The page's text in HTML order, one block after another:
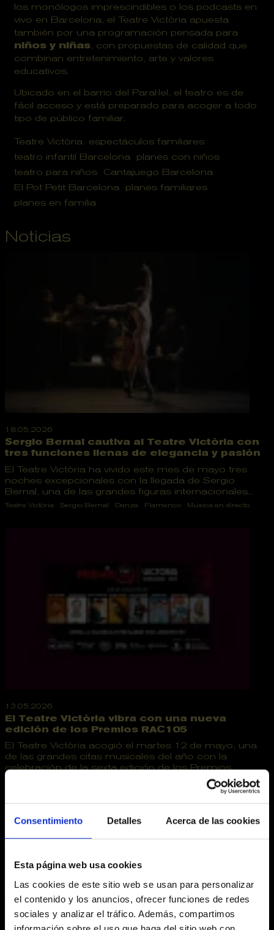
Consentimiento Detalles Acerca de las cookies
Esta página web usa cookies
Las cookies de este sitio web se usan para personalizar
el contenido y los anuncios, ofrecer funciones de redes
sociales y analizar el tráfico. Además, compartimos
los monólogos imprescindibleso los podcasts en
vivo en Barcelona , el Teatre Victòria apuesta
también por una programación pensada para
niños y niñas, con propuestas de calidad que
combinan entretenimiento, arte y valores
educativos.
Ubicado en el barrio del Paral·lel, el teatro es de
fácil acceso y está preparado para acoger a todo
tipo de público familiar.
Teatre Victòria
espectáculos familiares
teatro infantil Barcelona
planes con niños
teatro para niños
Cantajuego Barcelona
El Pot Petit Barcelona
planes familiares
planes en familia
Noticias
18.05.2026
Sergio Bernal cautiva al Teatre Victòria con
tres funciones llenas de elegancia y pasión
El Teatre Victòria ha vivido este mes de mayo tres
noches excepcionales con la llegada de Sergio
Bernal, una de las grandes figuras internacionales...
Teatre Victòria Sergio Bernal Danza Flamenco Musica en directo
13.05.2026
El Teatre Victòria vibra con una nueva
edición de los Premios RAC105
El Teatre Victòria acogió el martes 12 de mayo, una
de las grandes citas musicales del año con la
celebración de la sexta edición de los Premios...